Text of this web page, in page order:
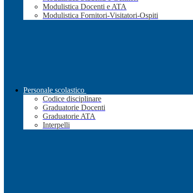
Modulistica Docenti e ATA
Modulistica Fornitori-Visitatori-Ospiti
Personale scolastico
Codice disciplinare
Graduatorie Docenti
Graduatorie ATA
Interpelli